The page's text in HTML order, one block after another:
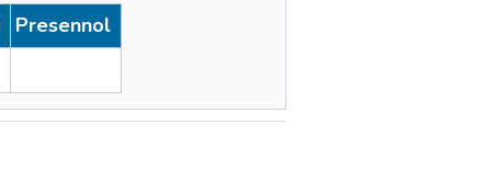
Presennol